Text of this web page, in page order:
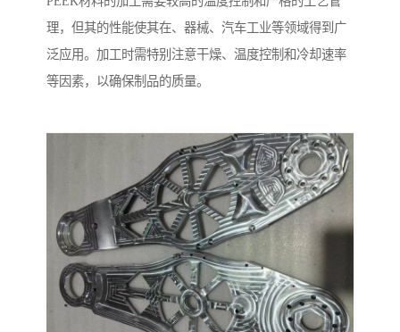
理，但其的性能使其在、器械、汽车工业等领域得到广
泛应用。加工时需特别注意干燥、温度控制和冷却速率
等因素，以确保制品的质量。